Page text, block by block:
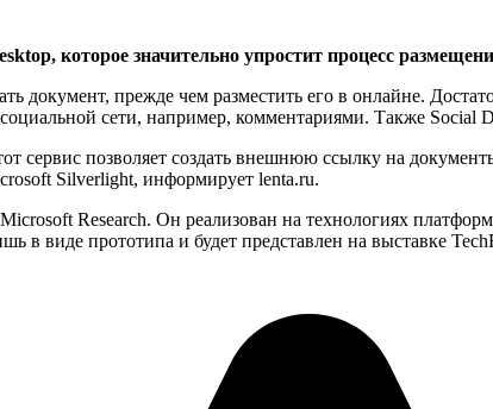
которое значительно упростит процесс
документ, прежде чем разместить его в онлайне.
сети, например, комментариями. Также Social
сервис позволяет создать внешнюю ссылку на
Silverlight, информирует lenta.ru.
Research. Он реализован на технологиях
в виде прототипа и будет представлен на выставке